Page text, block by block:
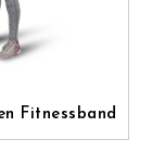
Fitnessband